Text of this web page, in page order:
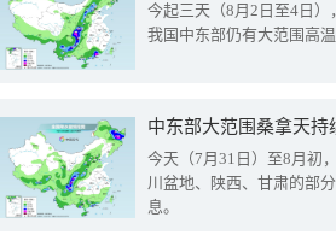
今起三天（8月2日至4日
我国中东部仍有大范围高
中东部大范围桑拿天
今天（7月31日）至8月初
川盆地、陕西、甘肃的部
息。